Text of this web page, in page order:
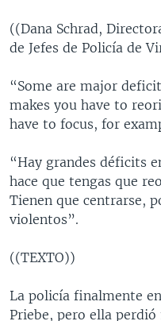
((Dana Schrad,
de Jefes de Policía de
“Some are major
makes you have to
have to focus, for
“Hay grandes déficits
hace que tengas que
Tienen que centrarse,
violentos”.
((TEXTO))
La policía finalmente
Priebe, pero ella